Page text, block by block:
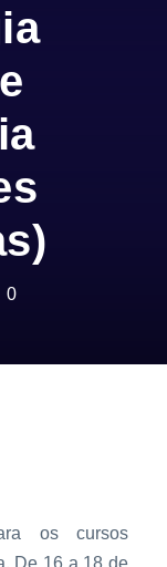
0
os cursos
De 16 a 18 de